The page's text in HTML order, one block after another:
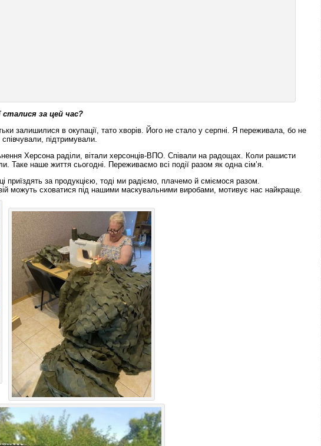
сталися за цей час?
залишилися в окупації, тато хворів. Його не стало у серпні. Я переживала, бо не
підтримували.
Херсона раділи, вітали херсонців-ВПО. Співали на радощах. Коли рашисти
Таке наше життя сьогодні. Переживаємо всі події разом як одна сім’я.
приїздять за продукцією, тоді ми радіємо, плачемо й сміємося разом.
можуть сховатися під нашими маскувальними виробами, мотивує нас найкраще.